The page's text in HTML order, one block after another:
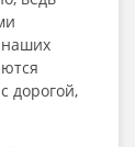
наших
дорогой,